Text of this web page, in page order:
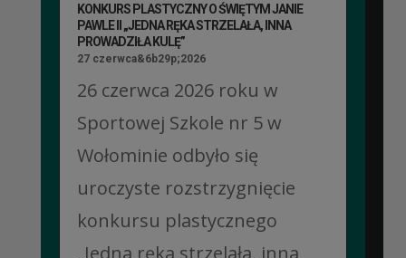
KONKURS PLASTYCZNY O ŚWIĘTYM JANIE
PAWLE II „JEDNA RĘKA STRZELAŁA, INNA
PROWADZIŁA KULĘ”
27 czerwca&6b29p;2026
26 czerwca 2026 roku w
Sportowej Szkole nr 5 w
Wołominie odbyło się
uroczyste rozstrzygnięcie
konkursu plastycznego
„Jedna ręka strzelała, inna